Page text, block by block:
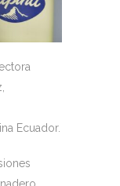
Ecuador.